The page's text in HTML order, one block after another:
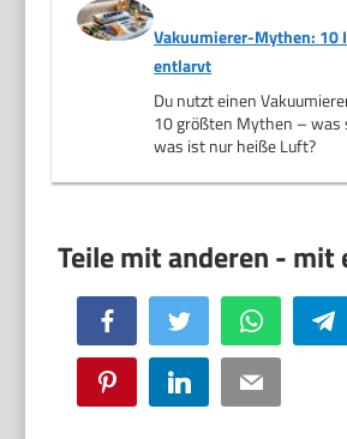
Vakuumierer-Mythen: 10
entlarvt
Du nutzt einen
10 größten Mythen –
was ist nur heiße Luft?
Facebook Twitter WhatsApp
Pinterest LinkedIn Email